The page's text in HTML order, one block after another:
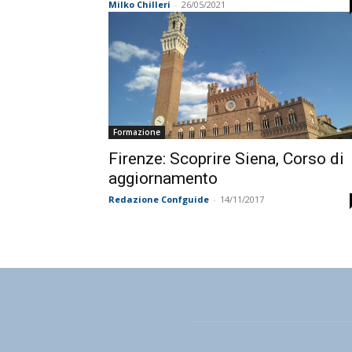
Milko Chilleri - 26/05/2021
Formazione
Firenze: Scoprire Siena, Corso di
aggiornamento
Redazione Confguide - 14/11/2017